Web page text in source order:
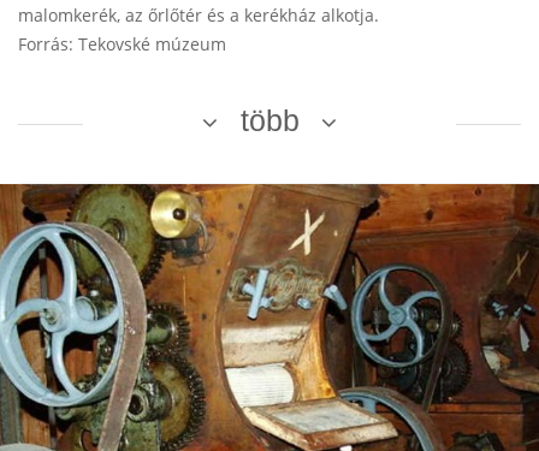
malomkerék, az őrlőtér és a kerékház alkotja.
Forrás: Tekovské múzeum
több